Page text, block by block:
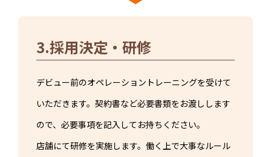
3.採用決定・研修
デビュー前のオペレーショントレーニングを受けて
いただきます。契約書など必要書類をお渡しします
ので、必要事項を記入してお持ちください。
店舗にて研修を実施します。働く上で大事なルール